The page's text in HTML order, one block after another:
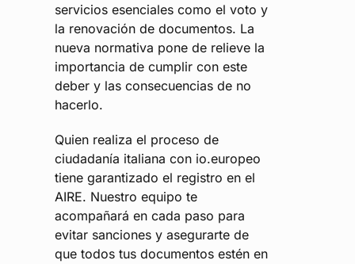
servicios esenciales como el voto y
la renovación de documentos. La
nueva normativa pone de relieve la
importancia de cumplir con este
deber y las consecuencias de no
hacerlo.
Quien realiza el proceso de
ciudadanía italiana con io.europeo
tiene garantizado el registro en el
AIRE. Nuestro equipo te
acompañará en cada paso para
evitar sanciones y asegurarte de
que todos tus documentos estén en